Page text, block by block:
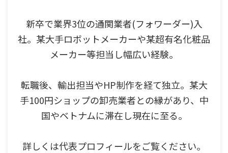
新卒で業界3位の通関業者(フォワーダー)入
社。某大手ロボットメーカーや某超有名化粧品
メーカー等担当し幅広い経験。
転職後、輸出担当やHP制作を経て独立。某大
手100円ショップの卸売業者との縁があり、中
国やベトナムに滞在し現在に至る。
詳しくは代表プロフィールをご覧ください。